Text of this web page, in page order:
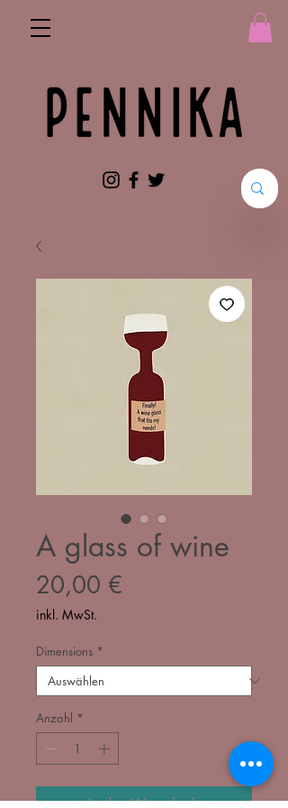
A glass of wine
20,00 €
inkl. MwSt.
Dimensions *
Anzahl *
In den Warenkorb